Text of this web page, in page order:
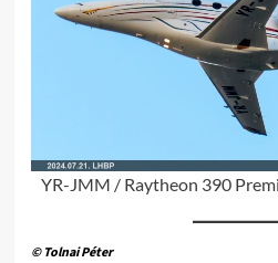
YR-JMM / Raytheon 390
© Tolnai Péter